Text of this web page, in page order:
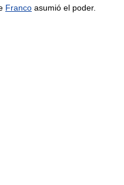
Franco asumió el poder.